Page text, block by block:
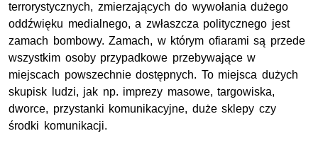
terrorystycznych, zmierzających do wywołania dużego
oddźwięku medialnego, a zwłaszcza politycznego jest
zamach bombowy. Zamach, w którym ofiarami są przede
wszystkim osoby przypadkowe przebywające w
miejscach powszechnie dostępnych. To miejsca dużych
skupisk ludzi, jak np. imprezy masowe, targowiska,
dworce, przystanki komunikacyjne, duże sklepy czy
środki komunikacji.